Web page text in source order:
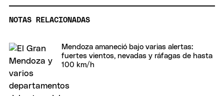
NOTAS RELACIONADAS
Mendoza amaneció bajo varias alertas:
fuertes vientos, nevadas y ráfagas de hasta
100 km/h